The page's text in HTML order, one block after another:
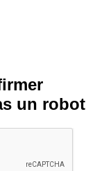
un robot